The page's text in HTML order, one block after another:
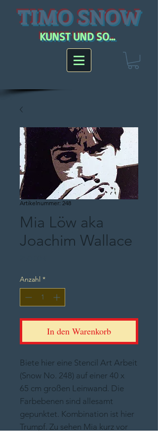
TIMO SNOW
KUNST UND SO...
Artikelnummer: 248
Mia Löw aka
Joachim Wallace
Anzahl *
In den Warenkorb
Biete hier eine Stencil Art Arbeit
(Snow No. 248) auf einer 40 x
65 cm großen Leinwand. Die
Farbebenen sind allesamt
gepunktet. Kombination ist hier
Trumpf. Zu sehen Mia kurz vor